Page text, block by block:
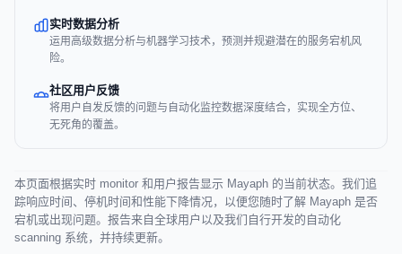
实时数据分析
运用高级数据分析与机器学习技术，预测并规避潜在的服务宕机风
险。
社区用户反馈
将用户自发反馈的问题与自动化监控数据深度结合，实现全方位、
无死角的覆盖。
本页面根据实时 monitor 和用户报告显示 Mayaph 的当前状态。我们追
踪响应时间、停机时间和性能下降情况，以便您随时了解 Mayaph 是否
宕机或出现问题。报告来自全球用户以及我们自行开发的自动化
scanning 系统，并持续更新。